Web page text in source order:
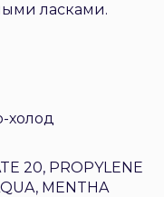
ласками.
холод
20, PROPYLENE
MENTHA